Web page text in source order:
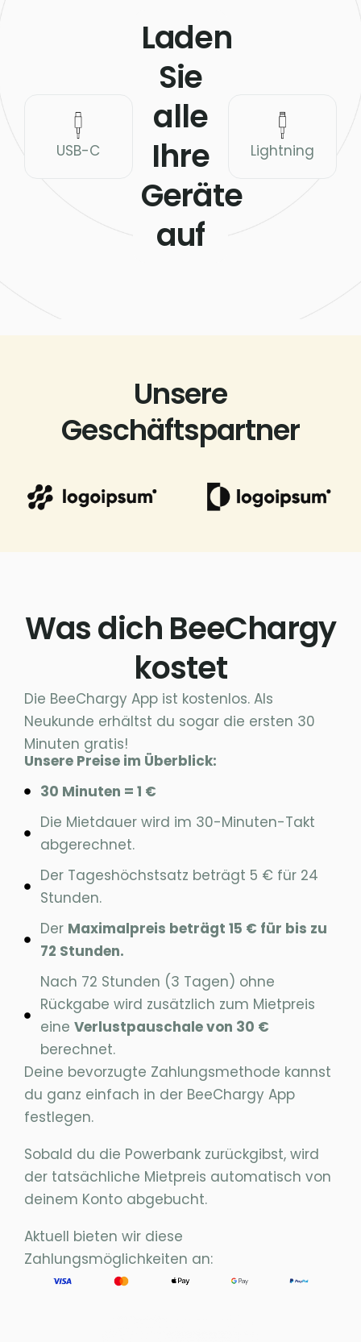
USB-C
Laden
Sie
alle
Ihre
Geräte
auf
Lightning
Unsere
Geschäftspartner
Was dich BeeChargy
kostet
Die BeeChargy App ist kostenlos. Als
Neukunde erhältst du sogar die ersten 30
Minuten gratis!
Unsere Preise im Überblick:
30 Minuten = 1 €
Die Mietdauer wird im 30-Minuten-Takt
abgerechnet.
Der Tageshöchstsatz beträgt 5 € für 24
Stunden.
Der Maximalpreis beträgt 15 € für bis zu
72 Stunden.
Nach 72 Stunden (3 Tagen) ohne
Rückgabe wird zusätzlich zum Mietpreis
eine Verlustpauschale von 30 €
berechnet.
Deine bevorzugte Zahlungsmethode kannst
du ganz einfach in der BeeChargy App
festlegen.
Sobald du die Powerbank zurückgibst, wird
der tatsächliche Mietpreis automatisch von
deinem Konto abgebucht.
Aktuell bieten wir diese
Zahlungsmöglichkeiten an: